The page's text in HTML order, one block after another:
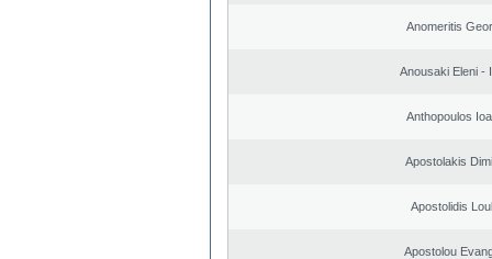
Anomeritis
Anousaki Eleni -
Anthopoulos
Apostolakis
Apostolidis
Apostolou